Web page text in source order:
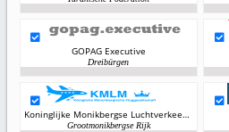
GOPAG Executive
Dreibürgen
Koninglijke Monikbergse Luchtverkeer Maatschappij
Grootmonikbergse Rijk